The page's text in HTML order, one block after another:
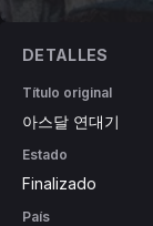
Gon es un
sueña con
misma suerte que
bajo el más alto
política. Tae Al
una raza
DETALLES
Título original
아스달 연대기
Estado
Finalizado
País